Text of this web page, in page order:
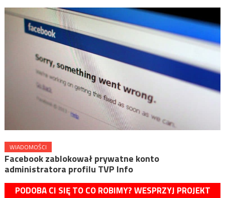
WIADOMOŚCI
Facebook zablokował prywatne konto
administratora profilu TVP Info
PODOBA CI SIĘ TO CO ROBIMY? WESPRZYJ PROJEKT